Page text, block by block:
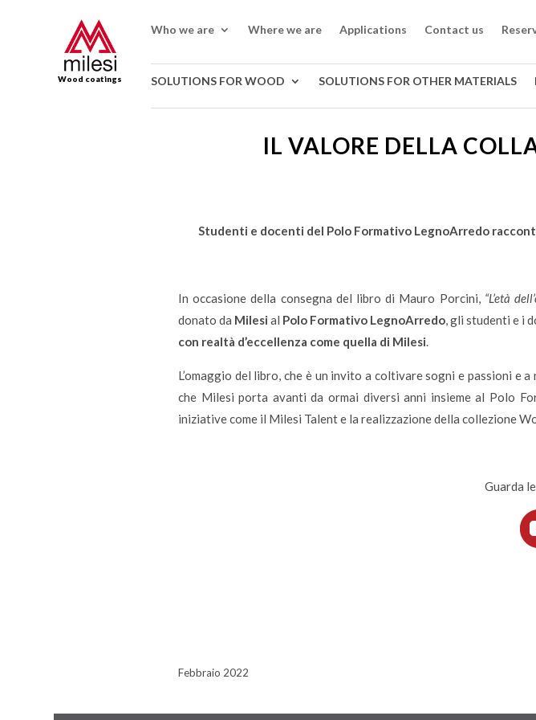
Wood coatings
Who we are Where we are Applications Contact us
SOLUTIONS FOR WOOD SOLUTIONS FOR OTHER MATERIALS
IL VALORE DELLA
Studenti e docenti del Polo Formativo LegnoArredo
In occasione della consegna del libro di Mauro Porcini, “L’età
donato da Milesi al Polo Formativo LegnoArredo, gli studenti e i
con realtà d’eccellenza come quella di Milesi.
L’omaggio del libro, che è un invito a coltivare sogni e passioni e
che Milesi porta avanti da ormai diversi anni insieme al Polo
iniziative come il Milesi Talent e la realizzazione della collezione
Guarda
Febbraio 2022